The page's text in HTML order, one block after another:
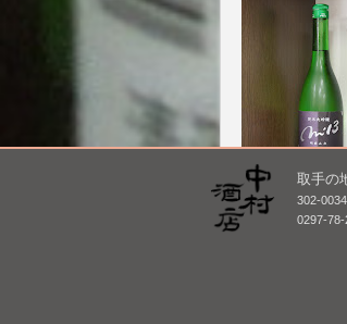
明鏡止水 純米
m'13 [BY25]
取手の
302-
0297-78-